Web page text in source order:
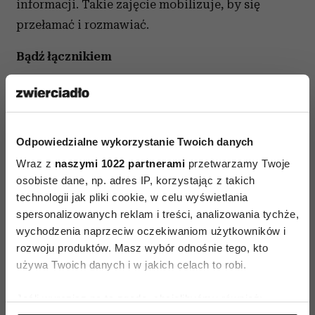
Odpowiedzialne wykorzystanie Twoich danych
Wraz z naszymi 1022 partnerami przetwarzamy Twoje
osobiste dane, np. adres IP, korzystając z takich
technologii jak pliki cookie, w celu wyświetlania
spersonalizowanych reklam i treści, analizowania tychże,
wychodzenia naprzeciw oczekiwaniom użytkowników i
rozwoju produktów. Masz wybór odnośnie tego, kto
używa Twoich danych i w jakich celach to robi.
informacji. Takie zajęcie mobilizuje, by się
przełamać i rozmawiać.
Bądź łącznikiem
Bywa też, że problemem jest bycie obiektem
zainteresowania. Dla osoby nieśmiałej sytuacja,
stresująca. Można, więc podejść do sprawy
inaczej i skupić się na początek na zawodowym
swataniu ludzi. Jeśli np. ktoś szuka
sprawdzonego elektryka, możemy
podpowiedzieć konkretną osobę.
„A kiedy już pokażemy się innym, jako pomocna
nam. Na przykład poznając nas z kimś, kto